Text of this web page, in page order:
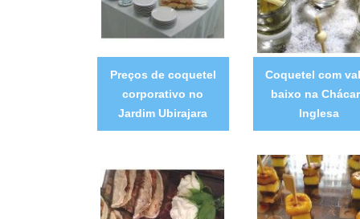
Preços de coquetel
corporativo no
Jardim Ubirajara
Coquetel com
baixo na
Inglesa